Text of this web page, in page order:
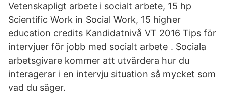
Vetenskapligt arbete i socialt arbete, 15 hp
Scientific Work in Social Work, 15 higher
education credits Kandidatnivå VT 2016 Tips för
intervjuer för jobb med socialt arbete . Sociala
arbetsgivare kommer att utvärdera hur du
interagerar i en intervju situation så mycket som
vad du säger.